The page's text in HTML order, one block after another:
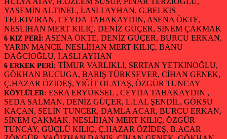
YASEMİN ALTINEL, İ.ASLI AYHAN, G.BELKIS
TELKIVIRAN, CEYDA TABAKAYDIN, ASENA ÖKTE,
NESLİHAN MERT KILIÇ, DENİZ GÜÇER, SİNEM ÇAKMAK
6 KIZ PERİ: ASENA ÖKTE, DENİZ GÜÇER, BURCU ERKAN,
YARIN MANÇE, NESLİHAN MERT KILIÇ, BANU
DAĞCIOĞLU, İ.ASLI AYHAN
6 ERKEK PERİ: TİMUR VARLIKLI, SERTAN YETKINOĞLU,
GÖKHAN BUCUGA, BARIŞ TÜRKSEVER, CİHAN GENEK,
Ç.HAZAR ÖZİDEŞ, YİĞİT OLATAŞ, ÖZGÜR TUNCAY
KÖYLÜLER: ESRA ERYÜKSEL , CEYDA TABAKAYDIN ,
SEDA SALMAN, DENİZ GÜÇER, L.LAL ŞENDİL, GÖKSU
KAÇAN, SELİN TUNCER, DAMLA ACAR, BURCU ERKAN,
SİNEM ÇAKMAK, NESLİHAN MERT KILIÇ, ÖZGÜR
TUNCAY, GÜÇLÜ KILIÇ, Ç.HAZAR ÖZİDEŞ, B.ACAR